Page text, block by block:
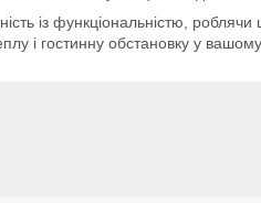
із функціональністю,
і гостинну обстановку у